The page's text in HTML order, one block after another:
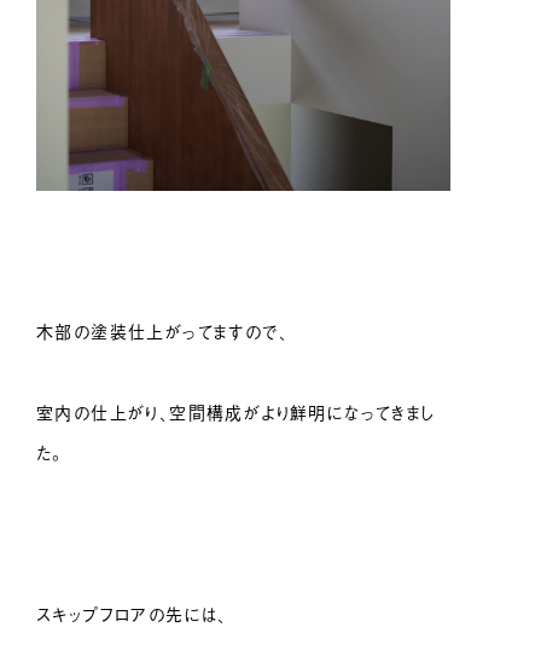
木部の塗装仕上がってますので、
室内の仕上がり、空間構成がより鮮明になってきまし
た。
スキップフロアの先には、